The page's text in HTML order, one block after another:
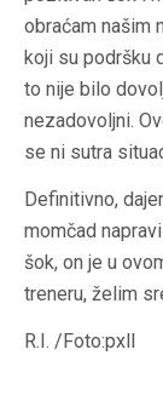
obraćam našim
koji su podršku
to nije bilo
nezadovoljni.
se ni sutra
Definitivno,
momčad
šok, on je u
treneru, želim
R.I. /Foto:pxll